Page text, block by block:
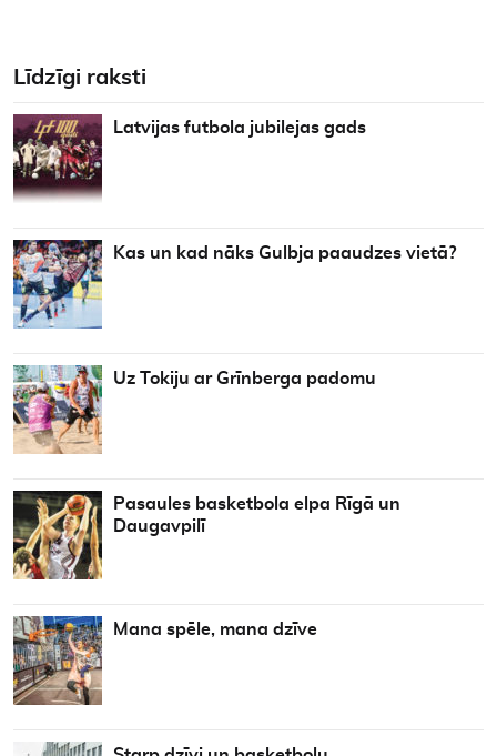
Līdzīgi raksti
Latvijas futbola jubilejas gads
Kas un kad nāks Gulbja paaudzes vietā?
Uz Tokiju ar Grīnberga padomu
Pasaules basketbola elpa Rīgā un
Daugavpilī
Mana spēle, mana dzīve